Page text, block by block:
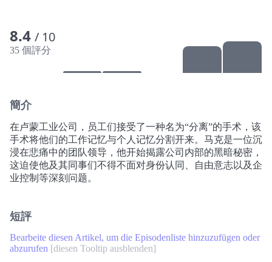
8.4 / 10
35 個評分
簡介
在卢蒙工业公司，员工们接受了一种名为“分离”的手术，该
手术将他们的工作记忆与个人记忆分割开来。马克是一位沉
浸在悲痛中的团队领导，他开始揭露公司内部的黑暗秘密，
这迫使他及其同事们不得不面对身份认同、自由意志以及企
业控制等深刻问题。
短評
Bearbeite diesen Artikel, um die Episodenliste hinzuzufügen oder
abzurufen [diesen Tooltip ausblenden]